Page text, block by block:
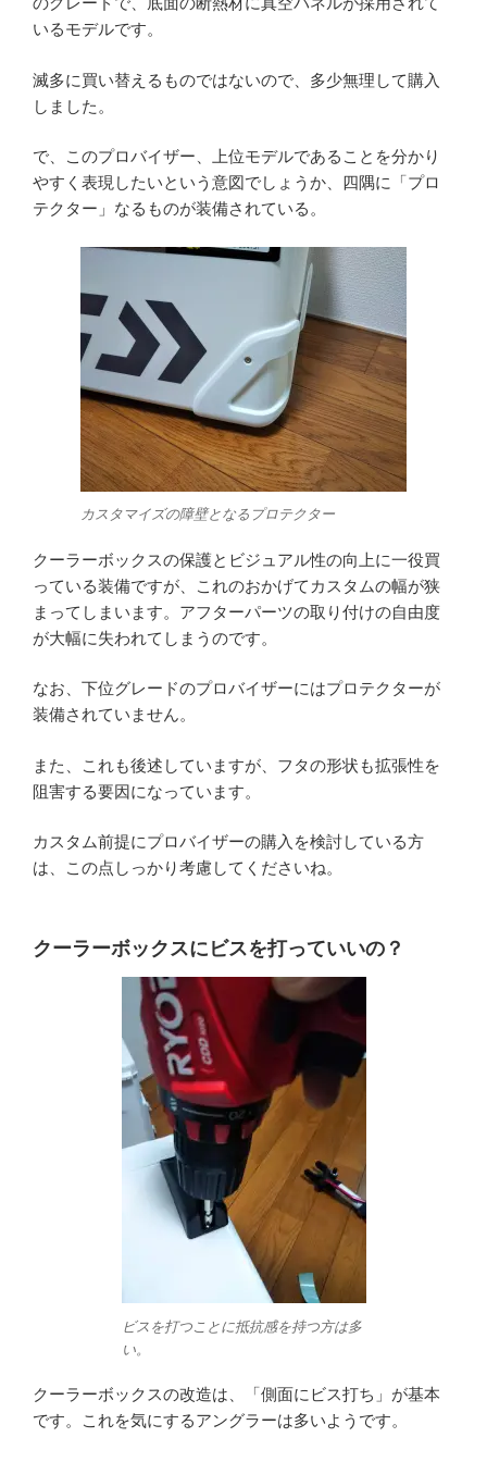
いるモデルです。
滅多に買い替えるものではないので、多少無理して購入
しました。
で、このプロバイザー、上位モデルであることを分かり
やすく表現したいという意図でしょうか、四隅に「プロ
テクター」なるものが装備されている。
カスタマイズの障壁となるプロテクター
クーラーボックスの保護とビジュアル性の向上に一役買
っている装備ですが、これのおかげてカスタムの幅が狭
まってしまいます。アフターパーツの取り付けの自由度
が大幅に失われてしまうのです。
なお、下位グレードのプロバイザーにはプロテクターが
装備されていません。
また、これも後述していますが、フタの形状も拡張性を
阻害する要因になっています。
カスタム前提にプロバイザーの購入を検討している方
は、この点しっかり考慮してくださいね。
クーラーボックスにビスを打っていいの？
ビスを打つことに抵抗感を持つ方は多
い。
クーラーボックスの改造は、「側面にビス打ち」が基本
です。これを気にするアングラーは多いようです。